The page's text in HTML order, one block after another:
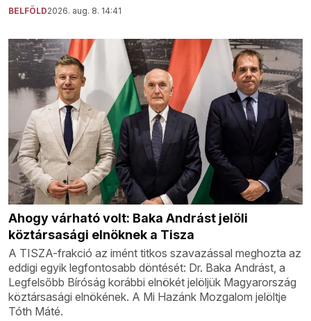
BELFÖLD2026. aug. 8. 14:41
Ahogy várható volt: Baka Andrást jelöli
köztársasági elnöknek a Tisza
A TISZA-frakció az imént titkos szavazással meghozta az
eddigi egyik legfontosabb döntését: Dr. Baka Andrást, a
Legfelsőbb Bíróság korábbi elnökét jelöljük Magyarország
köztársasági elnökének. A Mi Hazánk Mozgalom jelöltje
Tóth Máté.